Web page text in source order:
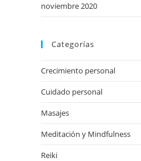
noviembre 2020
Categorías
Crecimiento personal
Cuidado personal
Masajes
Meditación y Mindfulness
Reiki